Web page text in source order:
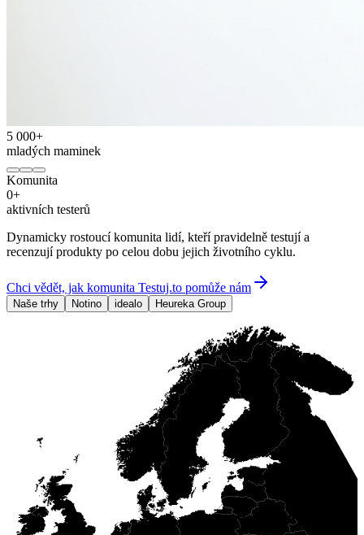
5 000+
mladých maminek
Komunita
0+
aktivních testerů
Dynamicky rostoucí komunita lidí, kteří pravidelně testují a
recenzují produkty po celou dobu jejich životního cyklu.
Chci vědět, jak komunita Testuj.to pomůže nám
Naše trhy Notino idealo Heureka Group